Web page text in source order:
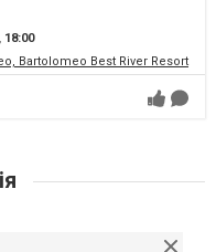
18:00
Bartolomeo Best River Resort